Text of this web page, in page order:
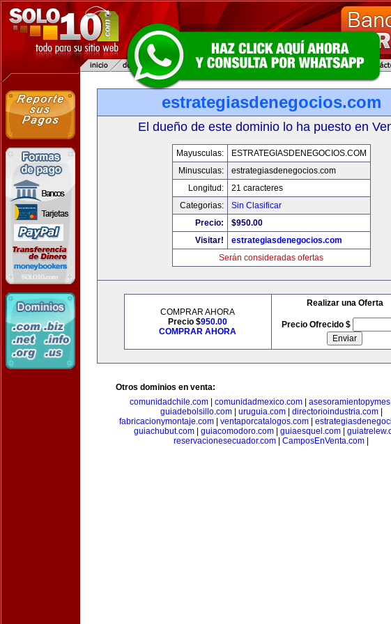
estrategiasdenegocios.com
El dueño de este dominio lo ha puesto en
Mayusculas:
ESTRATEGIASDENEGOCIOS.COM
Minusculas:
estrategiasdenegocios.com
Longitud:
21 caracteres
Categorias:
Sin Clasificar
Precio:
$950.00
Visitar!
estrategiasdenegocios.com
Serán consideradas ofertas
COMPRAR AHORA
Precio $950.00
COMPRAR AHORA
Realizar una Oferta
Precio Ofrecido $
Otros dominios en venta:
comunidadchile.com
comunidadmexico.com
guiadebolsillo.com| uruguia.com| directorioindustria.com|
fabricacionymontaje.com| ventaporcatalogos.com|
guiachubut.com
guiacomodoro.com guiaesquel.com
reservacionesecuador.com
CamposEnVenta.com